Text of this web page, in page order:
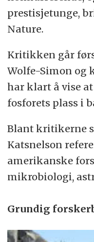
prestisjetunge,
Nature.
Kritikken går
Wolfe-Simon og
har klart å vise
fosforets plass i
Blant kritikerne
Katsnelson
amerikanske
mikrobiologi,
Grundig